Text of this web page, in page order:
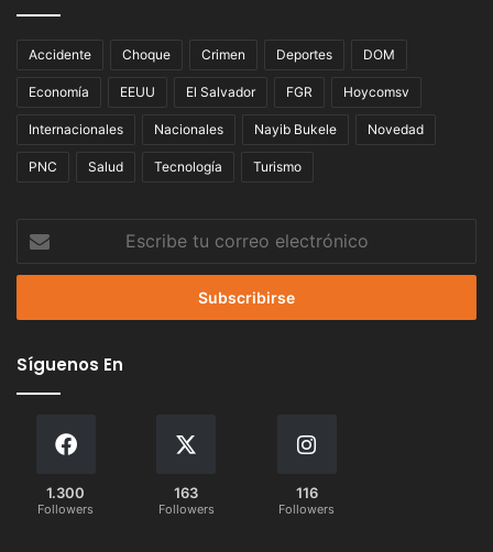
Accidente Choque Crimen Deportes DOM
Economía EEUU El Salvador FGR Hoycomsv
Internacionales Nacionales Nayib Bukele Novedad
PNC Salud Tecnología Turismo
tu
correo
Síguenos En
1.300
Followers
163
Followers
116
Followers